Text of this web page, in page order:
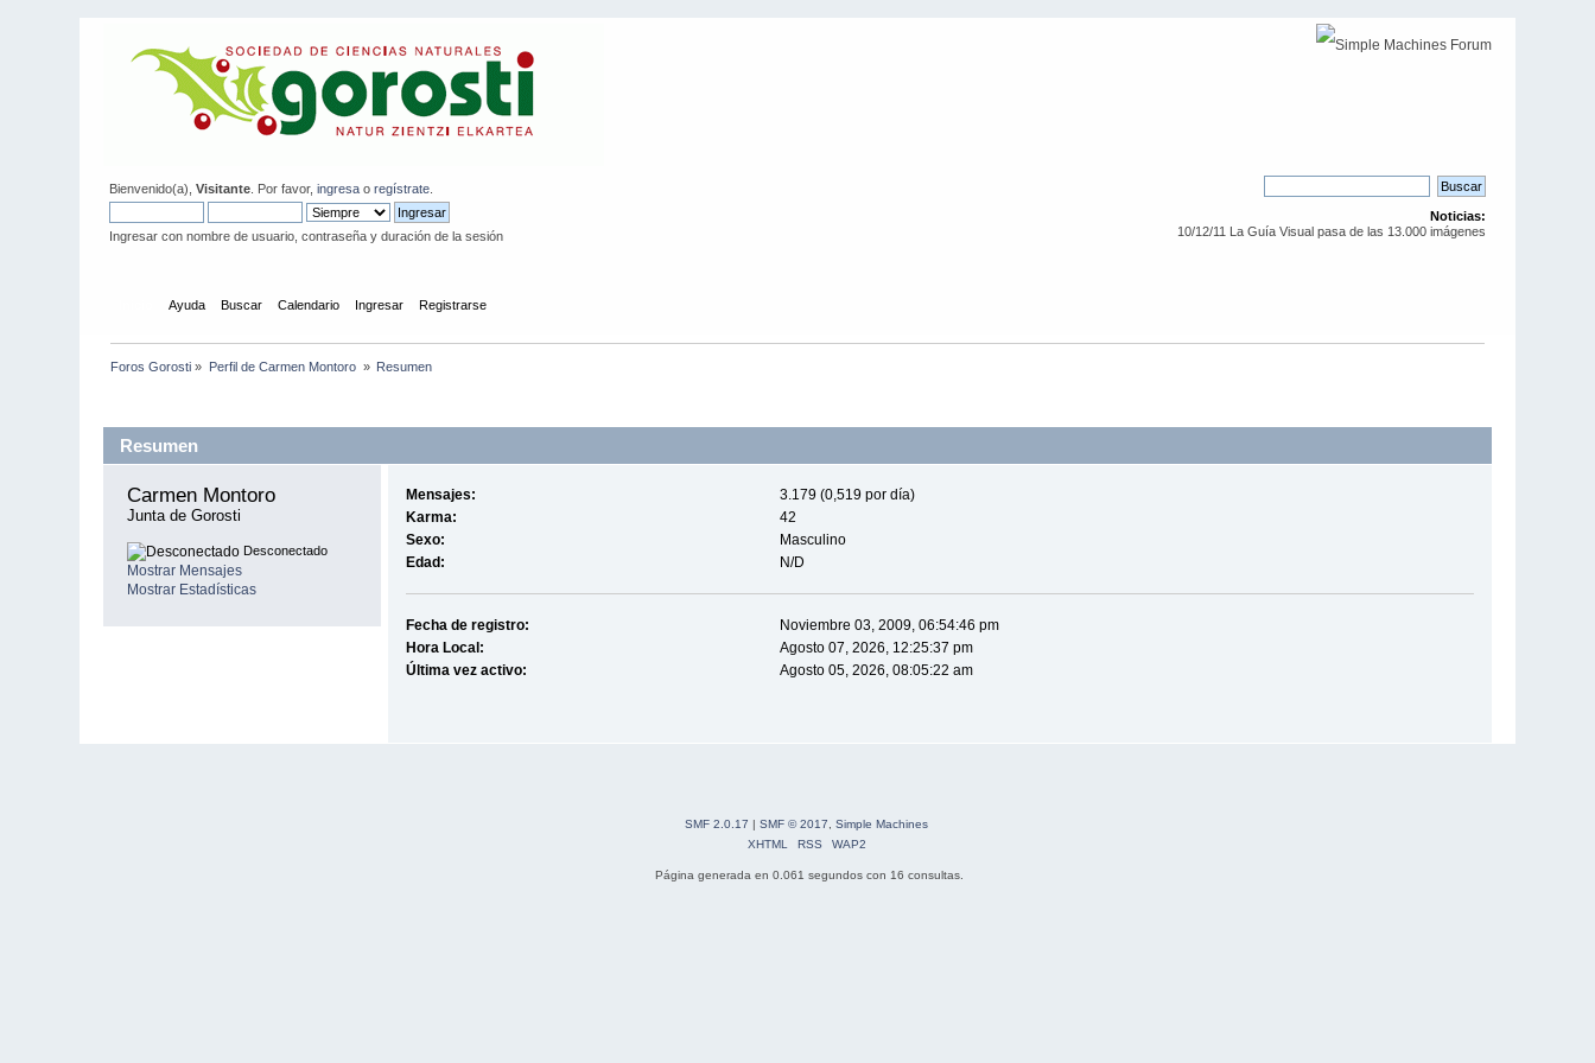
Bienvenido(a),Visitante . Por favor,ingresa oregístrate
Ingresar con nombre de usuario, contraseña y duración de la sesión
Noticias:
10/12/11 La Guía Visual pasa de las 13.000 imágenes
Ayuda Buscar Calendario Ingresar Registrarse
Foros Gorosti » Perfil de Carmen Montoro » Resumen
Resumen
Carmen Montoro
Junta de Gorosti
Desconectado
Mostrar Mensajes
Mostrar Estadísticas
Mensajes:
3.179 (0,519 por día)
Karma:
42
Sexo:
Masculino
Edad:
N/D
Fecha de registro:
Noviembre 03, 2009, 06:54:46 pm
Hora Local:
Agosto 07, 2026, 12:25:37 pm
Última vez activo:
Agosto 05, 2026, 08:05:22 am
SMF 2.0.17 | SMF © 2017, Simple Machines
XHTML
RSS WAP2
Página generada en 0.061 segundos con 16 consultas.